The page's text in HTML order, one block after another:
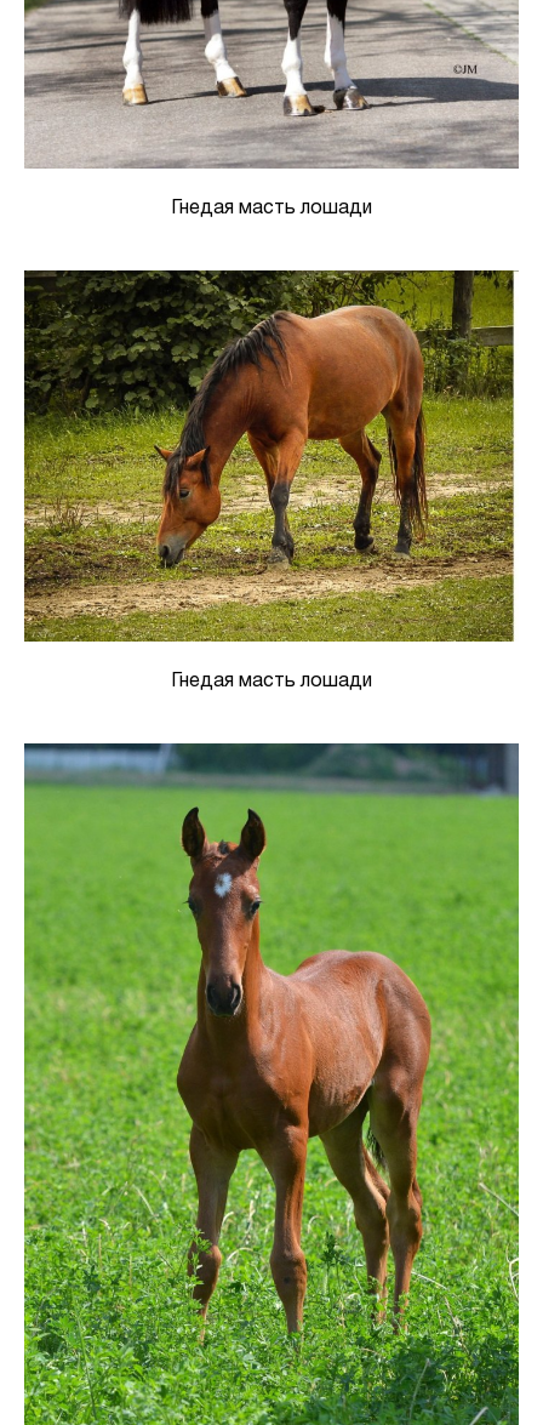
Гнедая масть лошади
Гнедая масть лошади